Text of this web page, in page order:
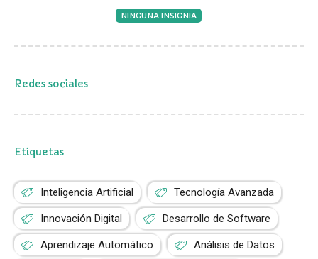
NINGUNA INSIGNIA
Redes sociales
Etiquetas
Inteligencia Artificial Tecnología Avanzada
Innovación Digital Desarrollo de Software
Aprendizaje Automático Análisis de Datos